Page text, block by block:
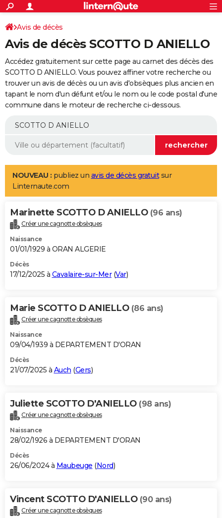
ACTUALITÉS
Politique
Société
Faits Divers
Education
Monde
Villes
+
SPORT
Coupe du monde 2026
Football
Tennis
Cyclisme
Rugby
Forum
Programme TV
TNT
Streaming
Cinéma
Sorties cinéma
Musique
+
FINANCE
Retraite
Epargne
Immobilier
Risques naturels par ville
Assurance
AUTO
Essais
Réserver un essai
Citadines
Berlines
SUV
Forum auto
+
Mobiles
Meilleur smartphone
Internet
Ordinateurs
Jeux vidéo
Guide high-tech
Aménagement intérieur
LIFESTYLE
Art de vivre
Bien-être
Loisirs
Mode
Modes de vie
Alimentation
Guide de la santé
Maladies
Médicaments
Sommeil
VOYAGE
Destinations
City break
Voyage nature
Voyage de noces
Forum
Climat
+PHOTO
GUIDES D'ACHAT
BONS PLANS
Carte de Noël
Carte Bonne année
Carte Saint-Valentin
Carte Pâques
Carte d'anniversaire
DICTIONNAIRE
Dictionnaire
Biographies
Citations
Expressions
Proverbes
PROGRAMME TV
S'inscrire
Se connecter
Lycées
Collèges
Primaires
Universités
Entreprises
Service militaire
Avis de recherche
AVIS DE DÉCÈS
Bricolage
Lifestyle
Culture
Sport
Auto
Television
Voyage
Cinema
Avis de décès
Avis de décès SCOTTO D ANIELLO
Accédez gratuitement sur cette page au carnet des décès des
SCOTTO D ANIELLO. Vous pouvez affiner votre recherche ou
trouver un avis de décès ou un avis d'obsèques plus ancien en
tapant le nom d'un défunt et/ou le nom ou le code postal d'une
commune dans le moteur de recherche ci-dessous.
NOUVEAU : publiez un avis de décès gratuitsur
Linternaute.com
Marinette SCOTTO D ANIELLO (96 ans)
Créer une cagnotte obsèques
Naissance
01/01/1929 à ORAN ALGERIE
Décès
17/12/2025 à Cavalaire-sur-Mer(Var)
Marie SCOTTO D ANIELLO (86 ans)
Créer une cagnotte obsèques
Naissance
09/04/1939 à DEPARTEMENT D'ORAN
Décès
21/07/2025 à Auch (Gers)
Juliette SCOTTO D'ANIELLO (98 ans)
Créer une cagnotte obsèques
Naissance
28/02/1926 à DEPARTEMENT D'ORAN
Décès
26/06/2024 à Maubeuge (Nord)
Vincent SCOTTO D'ANIELLO (90 ans)
Créer une cagnotte obsèques